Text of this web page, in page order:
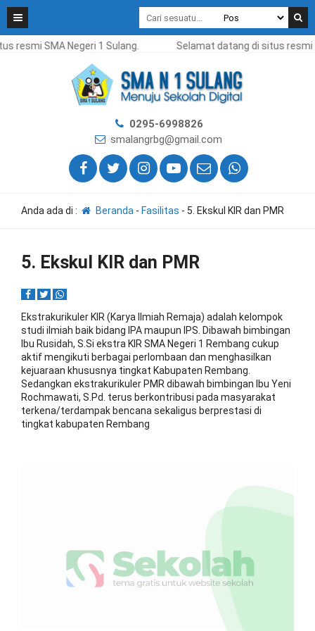
resmi SMA Negeri 1 Sulang. Selamat datang di situs resmi
0295-6998826
smalangrbg@gmail.com
Anda ada di : Beranda - Fasilitas - 5. Ekskul KIR dan PMR
5. Ekskul KIR dan PMR
Ekstrakurikuler KIR (Karya Ilmiah Remaja) adalah kelompok
studi ilmiah baik bidang IPA maupun IPS. Dibawah bimbingan
Ibu Rusidah, S.Si ekstra KIR SMA Negeri 1 Rembang cukup
aktif mengikuti berbagai perlombaan dan menghasilkan
kejuaraan khususnya tingkat Kabupaten Rembang.
Sedangkan ekstrakurikuler PMR dibawah bimbingan Ibu Yeni
Rochmawati, S.Pd. terus berkontribusi pada masyarakat
terkena/terdampak bencana sekaligus berprestasi di
tingkat kabupaten Rembang